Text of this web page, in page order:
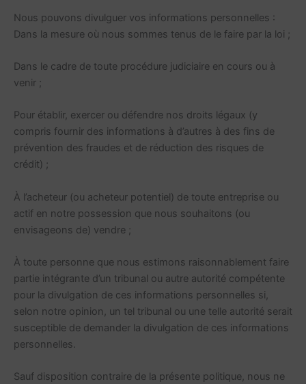
Nous pouvons divulguer vos informations personnelles :
Dans la mesure où nous sommes tenus de le faire par la loi ;
Dans le cadre de toute procédure judiciaire en cours ou à
venir ;
Pour établir, exercer ou défendre nos droits légaux (y
compris fournir des informations à d’autres à des fins de
prévention des fraudes et de réduction des risques de
crédit) ;
À l’acheteur (ou acheteur potentiel) de toute entreprise ou
actif en notre possession que nous souhaitons (ou
envisageons de) vendre ;
À toute personne que nous estimons raisonnablement faire
partie intégrante d’un tribunal ou autre autorité compétente
pour la divulgation de ces informations personnelles si,
selon notre opinion, un tel tribunal ou une telle autorité serait
susceptible de demander la divulgation de ces informations
personnelles.
Sauf disposition contraire de la présente politique, nous ne